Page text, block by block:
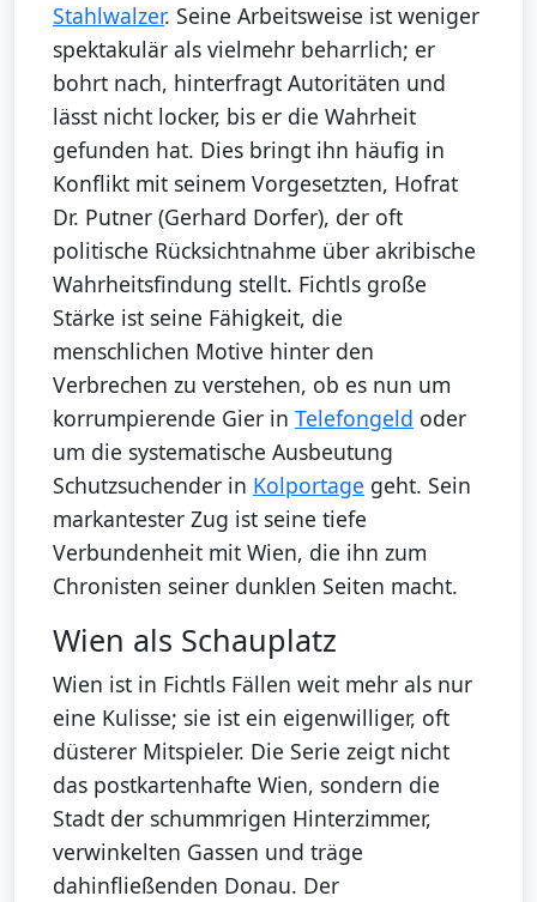
Stahlwalzer. Seine Arbeitsweise ist weniger
spektakulär als vielmehr beharrlich; er
bohrt nach, hinterfragt Autoritäten und
lässt nicht locker, bis er die Wahrheit
gefunden hat. Dies bringt ihn häufig in
Konflikt mit seinem Vorgesetzten, Hofrat
Dr. Putner (Gerhard Dorfer), der oft
politische Rücksichtnahme über akribische
Wahrheitsfindung stellt. Fichtls große
Stärke ist seine Fähigkeit, die
menschlichen Motive hinter den
Verbrechen zu verstehen, ob es nun um
korrumpierende Gier in Telefongeld oder
um die systematische Ausbeutung
Schutzsuchender in Kolportage geht. Sein
markantester Zug ist seine tiefe
Verbundenheit mit Wien, die ihn zum
Chronisten seiner dunklen Seiten macht.
Wien als Schauplatz
Wien ist in Fichtls Fällen weit mehr als nur
eine Kulisse; sie ist ein eigenwilliger, oft
düsterer Mitspieler. Die Serie zeigt nicht
das postkartenhafte Wien, sondern die
Stadt der schummrigen Hinterzimmer,
verwinkelten Gassen und träge
dahinfließenden Donau. Der